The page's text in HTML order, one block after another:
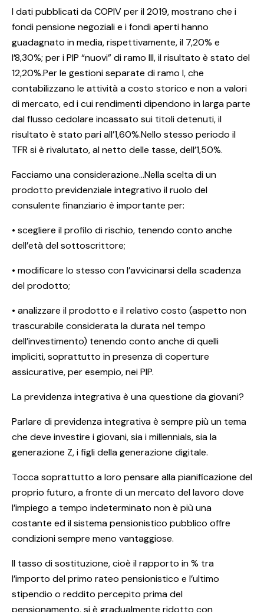
I dati pubblicati da COPIV per il 2019, mostrano che i
fondi pensione negoziali e i fondi aperti hanno
guadagnato in media, rispettivamente, il 7,20% e
l’8,30%; per i PIP “nuovi” di ramo III, il risultato è stato del
12,20%.Per le gestioni separate di ramo I, che
contabilizzano le attività a costo storico e non a valori
di mercato, ed i cui rendimenti dipendono in larga parte
dal flusso cedolare incassato sui titoli detenuti, il
risultato è stato pari all’1,60%.Nello stesso periodo il
TFR si è rivalutato, al netto delle tasse, dell’1,50%.
Facciamo una considerazione…Nella scelta di un
prodotto previdenziale integrativo il ruolo del
consulente finanziario è importante per:
• scegliere il profilo di rischio, tenendo conto anche
dell’età del sottoscrittore;
• modificare lo stesso con l’avvicinarsi della scadenza
del prodotto;
• analizzare il prodotto e il relativo costo (aspetto non
trascurabile considerata la durata nel tempo
dell’investimento) tenendo conto anche di quelli
impliciti, soprattutto in presenza di coperture
assicurative, per esempio, nei PIP.
La previdenza integrativa è una questione da giovani?
Parlare di previdenza integrativa è sempre più un tema
che deve investire i giovani, sia i millennials, sia la
generazione Z, i figli della generazione digitale.
Tocca soprattutto a loro pensare alla pianificazione del
proprio futuro, a fronte di un mercato del lavoro dove
l’impiego a tempo indeterminato non è più una
costante ed il sistema pensionistico pubblico offre
condizioni sempre meno vantaggiose.
Il tasso di sostituzione, cioè il rapporto in % tra
l’importo del primo rateo pensionistico e l’ultimo
stipendio o reddito percepito prima del
pensionamento, si è gradualmente ridotto con